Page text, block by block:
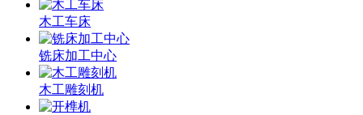
木工车床
铣床加工中心
木工雕刻机